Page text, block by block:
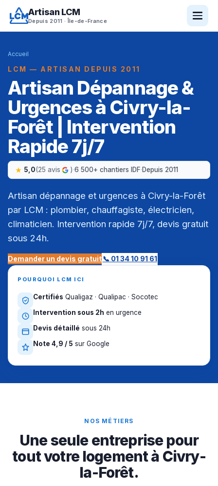
Artisan LCM
Depuis 2011 · Île-de-France
Accueil
LCM — ARTISAN DEPUIS 2011
Artisan Dépannage &
Urgences à Civry-la-
Forêt | Intervention
Rapide 7j/7
5,0(25 avis )·6 500+ chantiers IDF·Depuis 2011
Artisan dépannage et urgences à Civry-la-Forêt
par LCM : plombier, chauffagiste, électricien,
climaticien. Intervention rapide 7j/7, devis gratuit
sous 24h.
Demander un devis gratuit📞 01 34 10 91 61
POURQUOI LCM ICI
Certifiés Qualigaz · Qualipac · Socotec
Intervention sous 2h en urgence
Devis détaillé sous 24h
Note 4,9 / 5 sur Google
NOS MÉTIERS
Une seule entreprise pour
tout votre logement à Civry-
la-Forêt.